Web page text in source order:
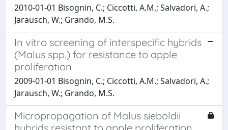
2010-01-01 Bisognin, C.; Ciccotti, A.M.; Salvadori, A.;
Jarausch, W.; Grando, M.S.
In vitro screening of interspecific hybrids
(Malus spp.) for resistance to apple
proliferation
2009-01-01 Bisognin, C.; Ciccotti, A.M.; Salvadori, A.;
Jarausch, W.; Grando, M.S.
Micropropagation of Malus sieboldii